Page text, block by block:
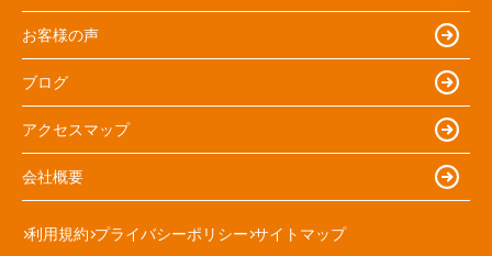
お客様の声
ブログ
アクセスマップ
会社概要
利用規約 プライバシーポリシー サイトマップ